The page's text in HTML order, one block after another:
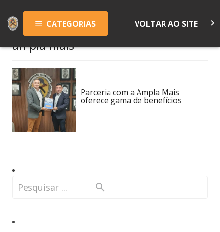
menu CATEGORIAS VOLTAR AO SITE keyboard_arrow_right
ampla mais
Parceria com a Ampla Mais
oferece gama de benefícios